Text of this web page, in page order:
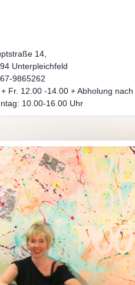
14,
Unterpleichfeld
9865262
+ Fr. 12.00 -14.00 + Abholung
10.00-16.00 Uhr